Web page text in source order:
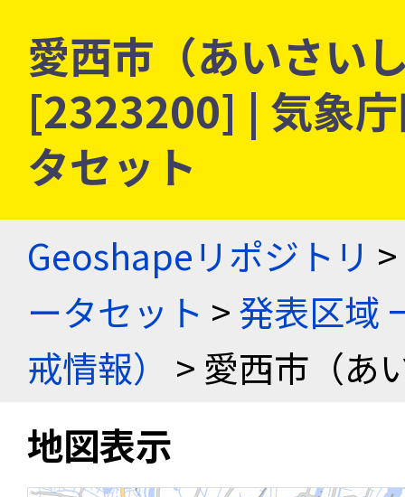
愛西市（あいさい
[2323200] | 気象
タセット
Geoshapeリポジトリ >
ータセット >発表区域
戒情報）
> 愛西市（あ
地図表示